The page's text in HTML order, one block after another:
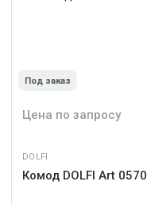
Под заказ
Цена по запросу
DOLFI
Комод DOLFI Art 0570